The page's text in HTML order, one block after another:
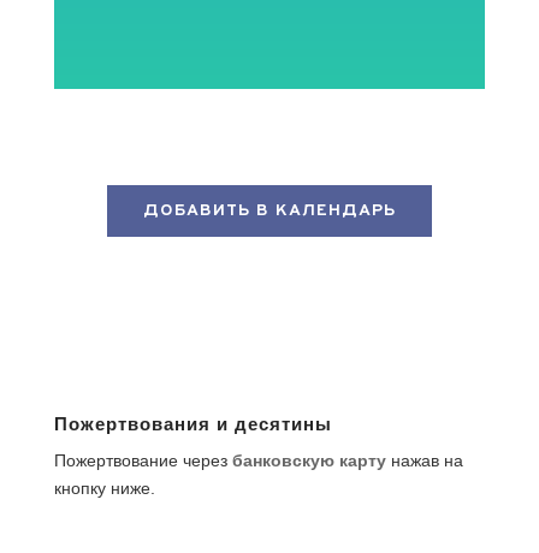
ДОБАВИТЬ В КАЛЕНДАРЬ
Пожертвования и десятины
Пожертвование через банковскую картунажав на
кнопку ниже.